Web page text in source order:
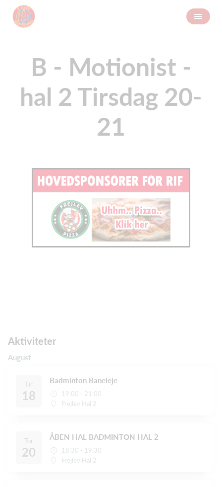
B - Motionist -
hal 2 Tirsdag 20-
21
Aktiviteter
August
Tir
18
Badminton Baneleje
19:00 - 21:00
Frejlev Hal 2
Tor
20
ÅBEN HAL BADMINTON HAL 2
18:30 - 19:30
Frejlev Hal 2